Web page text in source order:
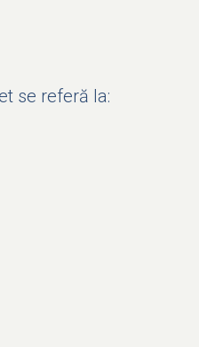
se referă la: